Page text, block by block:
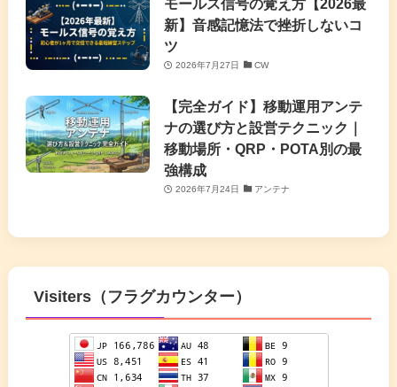
モールス信号の覚え方【2026最
新】音感記憶法で挫折しないコ
ツ
2026年7月27日 CW
【完全ガイド】移動運用アンテ
ナの選び方と設営テクニック｜
移動場所・QRP・POTA別の最
強構成
2026年7月24日 アンテナ
Visiters（フラグカウンター）